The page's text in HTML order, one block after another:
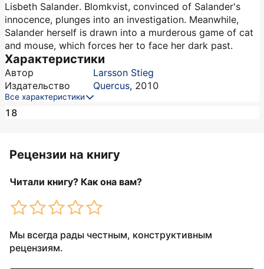
Lisbeth Salander. Blomkvist, convinced of Salander's
innocence, plunges into an investigation. Meanwhile,
Salander herself is drawn into a murderous game of cat
and mouse, which forces her to face her dark past.
Характеристики
Автор
Larsson Stieg
Издательство
Quercus, 2010
Все характеристики
18
Рецензии на книгу
Читали книгу? Как она вам?
Мы всегда рады честным, конструктивным
рецензиям.